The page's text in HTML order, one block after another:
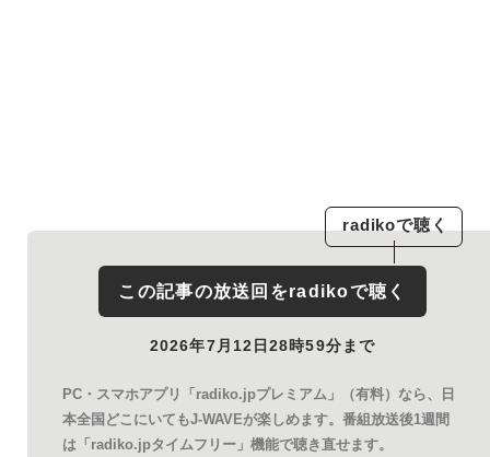
radikoで聴く
この記事の放送回をradikoで聴く
2026年7月12日28時59分まで
PC・スマホアプリ「radiko.jpプレミアム」（有料）なら、日
本全国どこにいてもJ-WAVEが楽しめます。番組放送後1週間
は「radiko.jpタイムフリー」機能で聴き直せます。